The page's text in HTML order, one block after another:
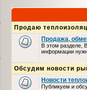
Продаю
Продажа,
В этом разделе,
информации
Обсудим новости
Новости
Публикуем и